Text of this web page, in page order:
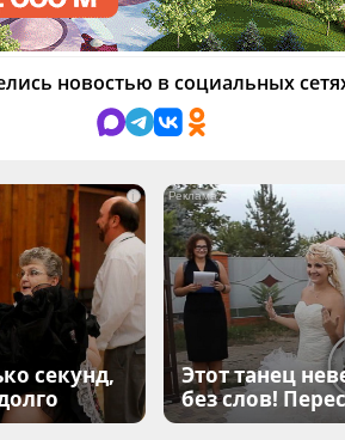
новостью в социальных
i
секунд,
Этот танец
без слов!